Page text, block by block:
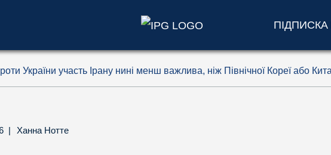
України участь Ірану нині менш важлива, ніж Північної Кореї або
| Ханна Нотте